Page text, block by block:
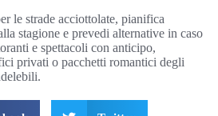
le strade acciottolate, pianifica
stagione e prevedi alternative in caso
e spettacoli con anticipo,
privati o pacchetti romantici degli